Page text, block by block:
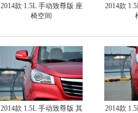
2014款 1.5L 手动致尊版 座
椅空间
2014款
2014款 1.5L 手动致尊版 其
2014款